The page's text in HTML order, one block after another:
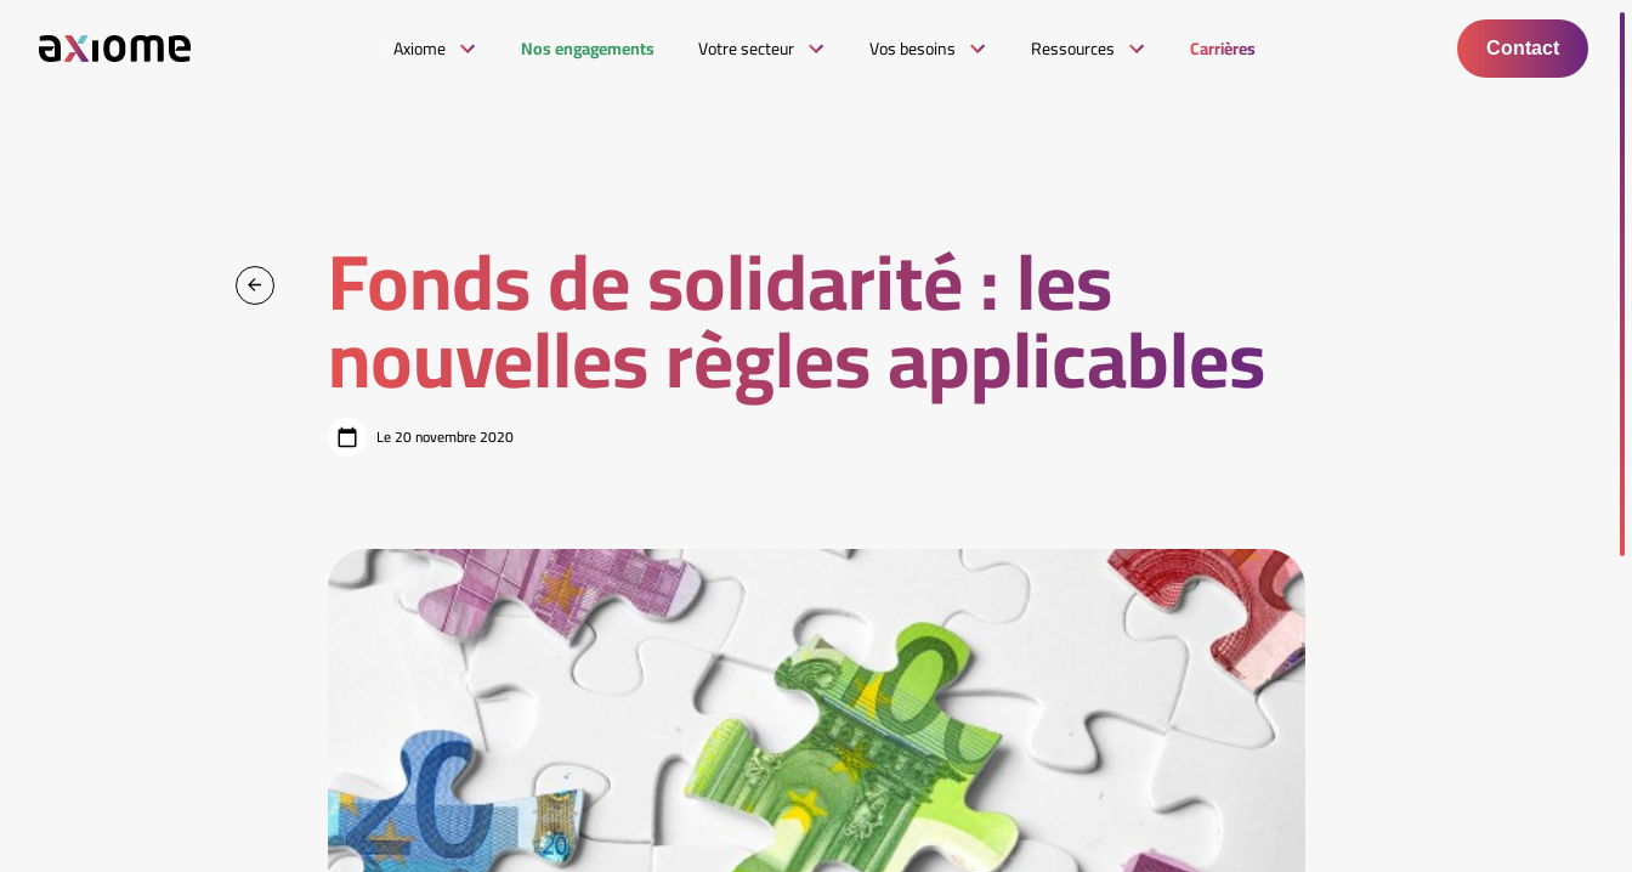
Axiome Nos engagements Votre secteur Vos besoins Ressources Carrières Contact
Fonds de solidarité : les
nouvelles règles applicables
Le 20 novembre 2020